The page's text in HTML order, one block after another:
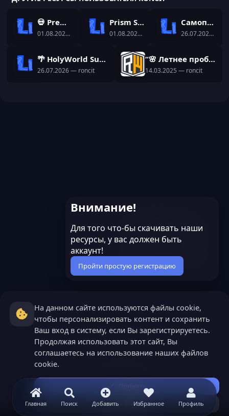
Главная Поиск Добавить Избранное Профиль
💀 Premium Bedwars Setup | NitroSetup
01.08.2026 — roncit
Prism Skyblock Setup | Dungeon-RPG Setup
01.08.2026 — roncit
Самописный плагин на ИИ - TwinAI
26.07.2026 —
🌴 HolyWorld Summer | Готовая сборка с уникальными самописами
26.07.2026— roncit
“🌸 Летнее пробуждение в ReallyWorld! 🌿✨ Новая сборка уже здесь!”
14.03.2025 — roncit
Внимание!
Для того что-бы скачивать наши
ресурсы, у вас должен быть
аккаунт!
Пройти простую регистрацию
На данном сайте используются файлы cookie,
чтобы персонализировать контент и сохранить
Ваш вход в систему, если Вы зарегистрируетесь.
Продолжая использовать этот сайт, Вы
соглашаетесь на использование наших файлов
cookie.
Принять
Узнать больше...